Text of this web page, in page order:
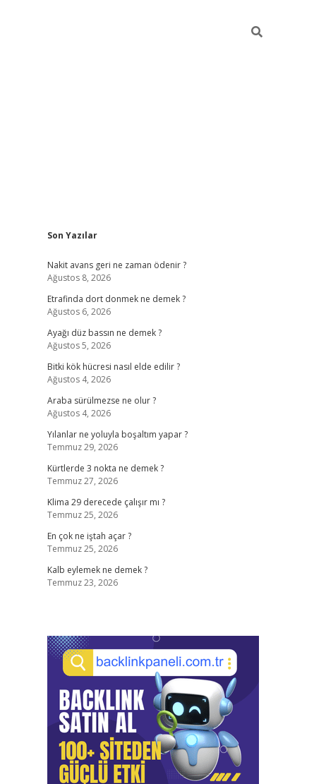
Sidebar
Son Yazılar
Nakit avans geri ne zaman ödenir ?
Ağustos 8, 2026
Etrafinda dort donmek ne demek ?
Ağustos 6, 2026
Ayağı düz bassın ne demek ?
Ağustos 5, 2026
Bitki kök hücresi nasıl elde edilir ?
Ağustos 4, 2026
Araba sürülmezse ne olur ?
Ağustos 4, 2026
Yılanlar ne yoluyla boşaltım yapar ?
Temmuz 29, 2026
Kürtlerde 3 nokta ne demek ?
Temmuz 27, 2026
Klima 29 derecede çalışır mı ?
Temmuz 25, 2026
En çok ne iştah açar ?
Temmuz 25, 2026
Kalb eylemek ne demek ?
Temmuz 23, 2026